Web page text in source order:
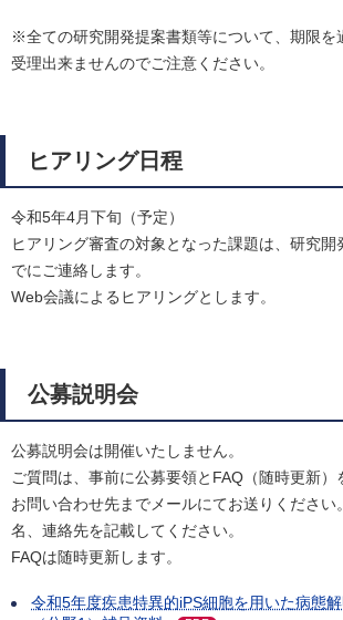
※全ての研究開発提案書類等について、期限を
受理出来ませんのでご注意ください。
ヒアリング日程
令和5年4月下旬（予定）
ヒアリング審査の対象となった課題は、研究開
でにご連絡します。
Web会議によるヒアリングとします。
公募説明会
公募説明会は開催いたしません。
ご質問は、事前に公募要領とFAQ（随時更新
お問い合わせ先までメールにてお送りください
名、連絡先を記載してください。
FAQは随時更新します。
令和5年度疾患特異的iPS細胞を用いた病態